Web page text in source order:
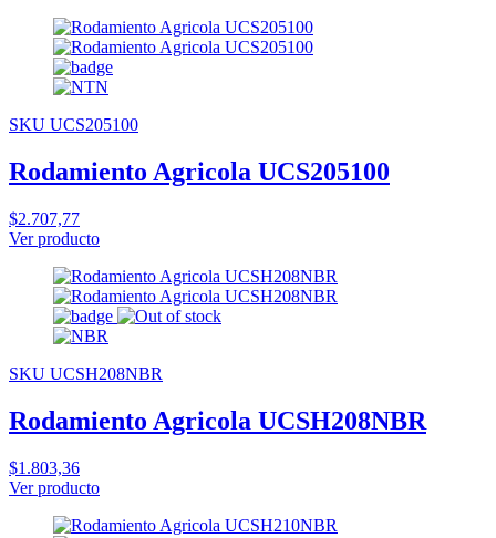
SKU UCS205100
Rodamiento Agricola UCS205100
$2.707,77
Ver producto
SKU UCSH208NBR
Rodamiento Agricola UCSH208NBR
$1.803,36
Ver producto